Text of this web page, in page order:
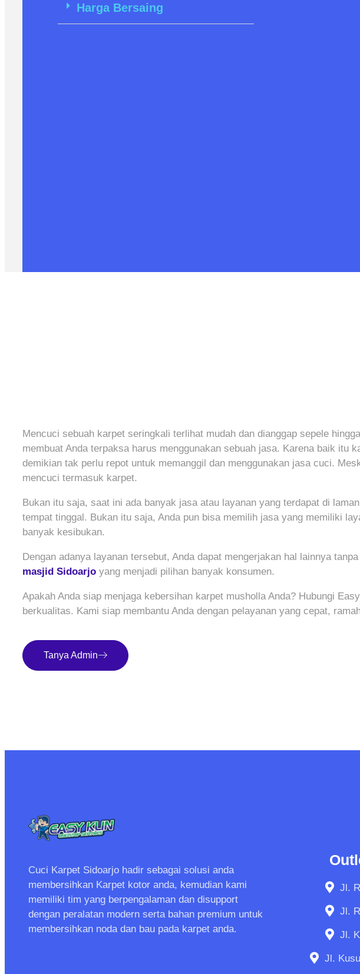
Harga Bersaing
Mencuci sebuah karpet seringkali terlihat mudah dan dianggap sepele
membuat Anda terpaksa harus menggunakan sebuah jasa. Karena baik itu
demikian tak perlu repot untuk memanggil dan menggunakan jasa cuci.
mencuci termasuk karpet.
Bukan itu saja, saat ini ada banyak jasa atau layanan yang terdapat di
tempat tinggal. Bukan itu saja, Anda pun bisa memilih jasa yang memiliki
banyak kesibukan.
Dengan adanya layanan tersebut, Anda dapat mengerjakan hal lainnya
masjid Sidoarjo yang menjadi pilihan banyak konsumen.
Apakah Anda siap menjaga kebersihan karpet musholla Anda? Hubungi
berkualitas. Kami siap membantu Anda dengan pelayanan yang cepat,
Tanya Admin
Cuci Karpet Sidoarjo hadir sebagai solusi anda
membersihkan Karpet kotor anda, kemudian kami
memiliki tim yang berpengalaman dan disupport
dengan peralatan modern serta bahan premium untuk
membersihkan noda dan bau pada karpet anda.
Jl.
Jl.
Jl.
Jl.